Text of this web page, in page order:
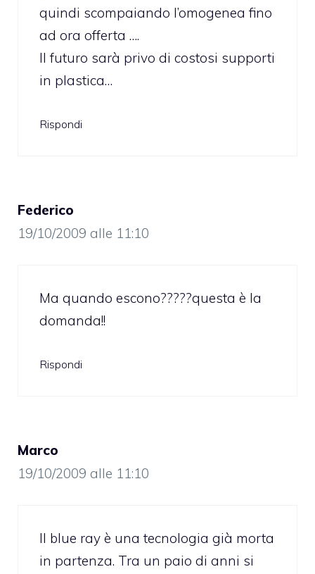
quindi scompaiando l’omogenea fino
ad ora offerta ….
Il futuro sarà privo di costosi supporti
in plastica…
Rispondi
Federico
19/10/2009 alle 11:10
Ma quando escono?????questa è la
domanda!!
Rispondi
Marco
19/10/2009 alle 11:10
Il blue ray è una tecnologia già morta
in partenza. Tra un paio di anni si